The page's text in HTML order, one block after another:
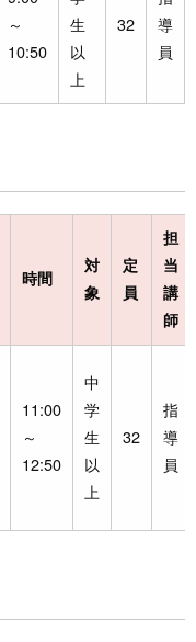
～
10:50
生
以
上
32
導
員
時間
対
象
定
員
担
当
講
師
11:00
～
12:50
中
学
生
以
上
32
指
導
員